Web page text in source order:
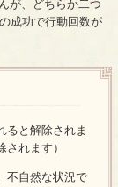
が、どちらか二つ
成功で行動回数が
ると解除されま
れます）
不自然な状況で